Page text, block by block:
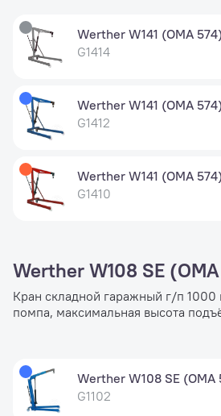
Werther W141 (OMA
G1414
Werther W141 (OMA
G1412
Werther W141 (OMA
G1410
Werther W108 SE
Кран складной гаражный г/п 1000
помпа, максимальная высота
Werther W108 SE (OMA
G1102